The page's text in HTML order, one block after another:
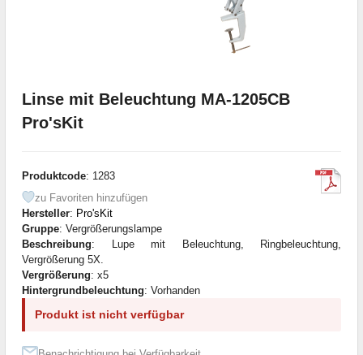
Linse mit Beleuchtung MA-1205CB
Pro'sKit
Produktcode: 1283
zu Favoriten hinzufügen
Hersteller: Pro'sKit
Gruppe: Vergrößerungslampe
Beschreibung: Lupe mit Beleuchtung, Ringbeleuchtung,
Vergrößerung 5X.
Vergrößerung: x5
Hintergrundbeleuchtung: Vorhanden
Produkt ist nicht verfügbar